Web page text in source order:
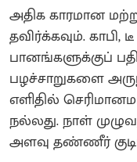
அதிக காரமான
தவிர்க்கவும்.
பானங்களுக்குப்
பழச்சாறுகளை
எளிதில்
நல்லது. நாள்
அளவு தண்ணீர்